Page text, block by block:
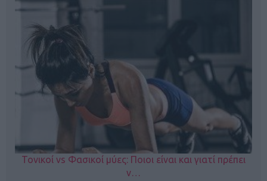
Τονικοί vs Φασικοί μύες: Ποιοι είναι και γιατί πρέπει
ν…